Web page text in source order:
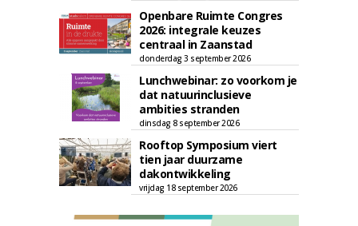
Openbare Ruimte Congres
2026: integrale keuzes
centraal in Zaanstad
donderdag 3 september 2026
Lunchwebinar: zo voorkom je
dat natuurinclusieve
ambities stranden
dinsdag 8 september 2026
Rooftop Symposium viert
tien jaar duurzame
dakontwikkeling
vrijdag 18 september 2026